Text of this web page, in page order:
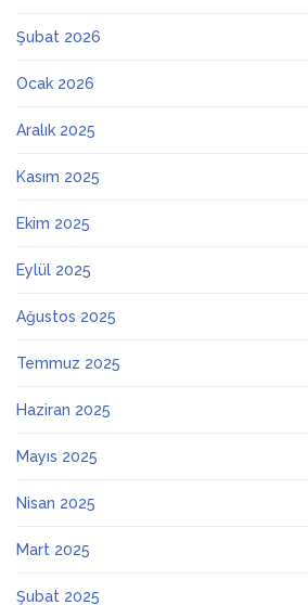
Şubat 2026
Ocak 2026
Aralık 2025
Kasım 2025
Ekim 2025
Eylül 2025
Ağustos 2025
Temmuz 2025
Haziran 2025
Mayıs 2025
Nisan 2025
Mart 2025
Şubat 2025